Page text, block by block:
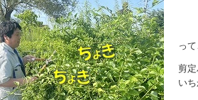
っ
剪
い